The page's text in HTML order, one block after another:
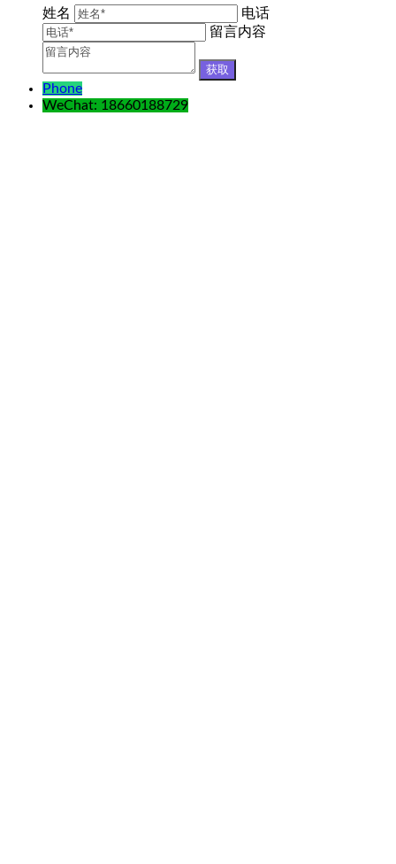
姓名
电话
留言内容
Phone
WeChat: 18660188729